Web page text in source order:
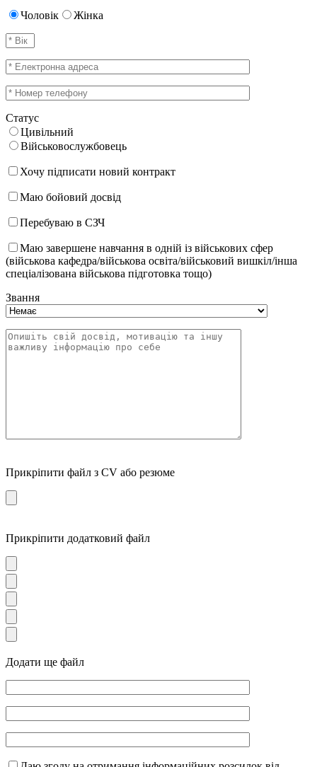
Чоловік Жінка
Статус
Цивільний
Військовослужбовець
Хочу підписати новий контракт
Маю бойовий досвід
Перебуваю в СЗЧ
Маю завершене навчання в одній із військових сфер
(військова кафедра/військова освіта/військовий вишкіл/інша
спеціалізована військова підготовка тощо)
Звання
Прикріпити файл з CV або резюме
Прикріпити додатковий файл
Додати ще файл